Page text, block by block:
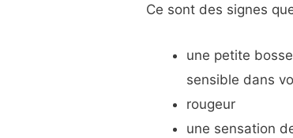
Ce sont des signes
une petite
sensible dans
rougeur
une sensation